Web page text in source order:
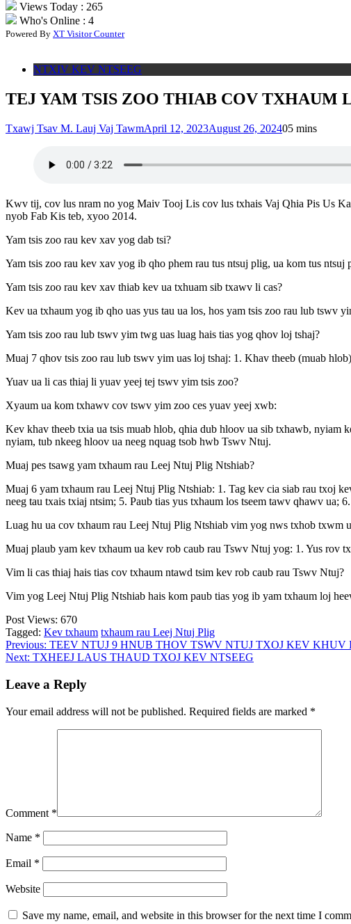
Views Today : 265
Who's Online : 4
Powered By XT Visitor Counter
NTXIV KEV NTSEEG
TEJ YAM TSIS ZOO THIAB COV TXHAUM
Txawj Tsav M. Lauj Vaj TawmApril 12, 2023August 26, 202405 mins
Kwv tij, cov lus nram no yog Maiv Tooj Lis cov lus txhais Vaj Qhia Pis Us
nyob Fab Kis teb, xyoo 2014.
Yam tsis zoo rau kev xav yog dab tsi?
Yam tsis zoo rau kev xav yog ib qho phem rau tus ntsuj plig, ua kom tus
Yam tsis zoo rau kev xav thiab kev ua txhuam sib txawv li cas?
Kev ua txhaum yog ib qho uas yus tau ua los, hos yam tsis zoo rau lub tswv
Yam tsis zoo rau lub tswv yim twg uas luag hais tias yog qhov loj tshaj?
Muaj 7 qhov tsis zoo rau lub tswv yim uas loj tshaj: 1. Khav theeb (muab
Yuav ua li cas thiaj li yuav yeej tej tswv yim tsis zoo?
Xyaum ua kom txhawv cov tswv yim zoo ces yuav yeej xwb:
Kev khav theeb txia ua tsis muab hlob, qhia dub hloov ua sib txhawb, nyiam
nyiam, tub nkeeg hloov ua neeg nquag tsob hwb Tswv Ntuj.
Muaj pes tsawg yam txhaum rau Leej Ntuj Plig Ntshiab?
Muaj 6 yam txhaum rau Leej Ntuj Plig Ntshiab: 1. Tag kev cia siab rau txoj
neeg tau txais txiaj ntsim; 5. Paub tias yus txhaum los tseem tawv qhawv ua;
Luag hu ua cov txhaum rau Leej Ntuj Plig Ntshiab vim yog nws txhob txwm
Muaj plaub yam kev txhaum ua kev rob caub rau Tswv Ntuj yog: 1. Yus rov
Vim li cas thiaj hais tias cov txhaum ntawd tsim kev rob caub rau Tswv Ntuj?
Vim yog Leej Ntuj Plig Ntshiab hais kom paub tias yog ib yam txhaum loj
Post Views: 670
Tagged: Kev txhaum txhaum rau Leej Ntuj Plig
Post
navigation
Previous: TEEV NTUJ 9 HNUB THOV TSWV NTUJ TXOJ KEV KHUV
Next: TXHEEJ LAUS THAUD TXOJ KEV NTSEEG
Leave a Reply
Your email address will not be published. Required fields are marked *
Comment *
Name *
Email *
Website
Save my name, email, and website in this browser for the next time I